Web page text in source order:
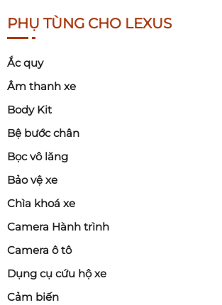
PHỤ TÙNG CHO LEXUS
Ắc quy
Âm thanh xe
Body Kit
Bệ bước chân
Bọc vô lăng
Bảo vệ xe
Chìa khoá xe
Camera Hành trình
Camera ô tô
Dụng cụ cứu hộ xe
Cảm biến